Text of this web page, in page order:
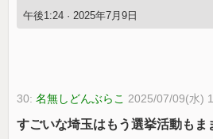
午後1:24 · 2025年7月9日
30:名無しどんぶらこ 2025/07/09(水)
すごいな埼玉はもう選挙活動もま